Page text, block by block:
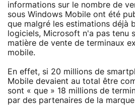
informations sur le nombre de
sous Windows Mobile ont été
que malgré les estimations déjà
logiciels, Microsoft n'a pas tenu
matière de vente de terminaux
mobile.
En effet, si 20 millions de
Mobile devaient au total être
sont « que » 18 millions de
par des partenaires de la